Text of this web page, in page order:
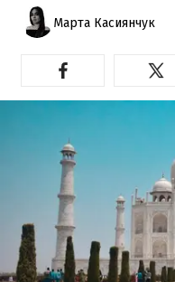
Марта Касиянчук